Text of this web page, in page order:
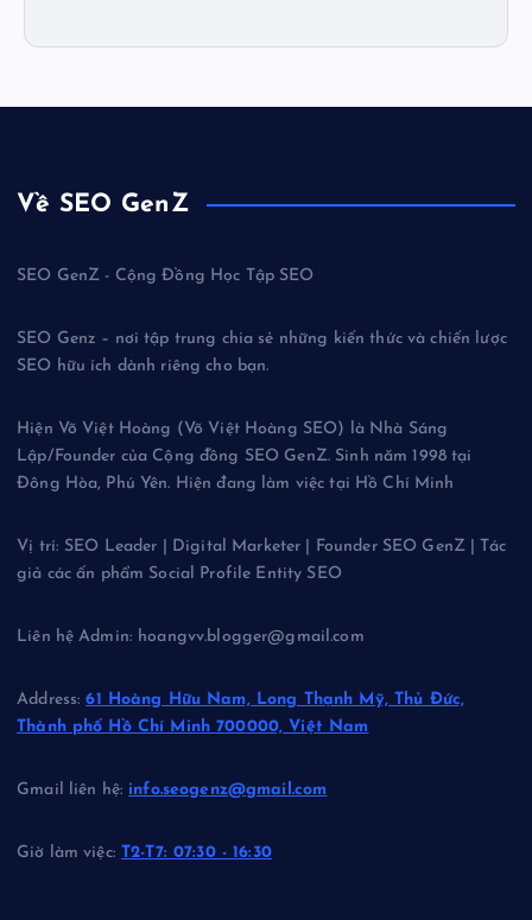
Về SEO GenZ
SEO GenZ - Cộng Đồng Học Tập SEO
SEO Genz – nơi tập trung chia sẻ những kiến thức và chiến lược
SEO hữu ích dành riêng cho bạn.
Hiện Võ Việt Hoàng (Võ Việt Hoàng SEO) là Nhà Sáng
Lập/Founder của Cộng đồng SEO GenZ. Sinh năm 1998 tại
Đông Hòa, Phú Yên. Hiện đang làm việc tại Hồ Chí Minh
Vị trí: SEO Leader | Digital Marketer | Founder SEO GenZ | Tác
giả các ấn phẩm Social Profile Entity SEO
Liên hệ Admin: hoangvv.blogger@gmail.com
Address:61 Hoàng Hữu Nam, Long Thạnh Mỹ, Thủ Đức,
Thành phố Hồ Chí Minh 700000, Việt Nam
Gmail liên hệ: info.seogenz@gmail.com
Giờ làm việc:T2-T7: 07:30 - 16:30